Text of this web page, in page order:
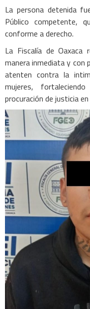
La persona detenida
Público competente,
conforme a derecho.
La Fiscalía de
manera inmediata y con
atenten contra la
mujeres,
procuración de justicia